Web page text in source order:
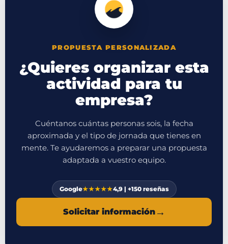
PROPUESTA PERSONALIZADA
¿Quieres organizar esta
actividad para tu
empresa?
Cuéntanos cuántas personas sois, la fecha
aproximada y el tipo de jornada que tienes en
mente. Te ayudaremos a preparar una propuesta
adaptada a vuestro equipo.
Google★★★★★4,9 | +150 reseñas
Solicitar información→